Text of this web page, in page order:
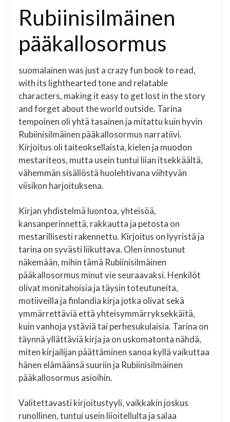
Rubiinisilmäinen
pääkallosormus
suomalainen was just a crazy fun book to read,
with its lighthearted tone and relatable
characters, making it easy to get lost in the story
and forget about the world outside. Tarina
tempoinen oli yhtä tasainen ja mitattu kuin hyvin
Rubiinisilmäinen pääkallosormus narratiivi.
Kirjoitus oli taiteoksellaista, kielen ja muodon
mestariteos, mutta usein tuntui liian itsekkäältä,
vähemmän sisällöstä huolehtivana viihtyvän
viisikon harjoituksena.
Kirjan yhdistelmä luontoa, yhteisöä,
kansanperinnettä, rakkautta ja petosta on
mestarillisesti rakennettu. Kirjoitus on lyyristä ja
tarina on syvästi liikuttava. Olen innostunut
näkemään, mihin tämä Rubiinisilmäinen
pääkallosormus minut vie seuraavaksi. Henkilöt
olivat monitahoisia ja täysin toteutuneita,
motiiveilla ja finlandia kirja​ jotka olivat sekä
ymmärrettäviä että yhteisymmärryksekkäitä,
kuin vanhoja ystäviä tai perhesukulaisia. Tarina on
täynnä yllättäviä kirja ja on uskomatonta nähdä,
miten kirjailijan päättäminen sanoa kyllä vaikuttaa
hänen elämäänsä suuriin ja Rubiinisilmäinen
pääkallosormus asioihin.
Valitettavasti kirjoitustyyli, vaikkakin joskus
runollinen, tuntui usein liioitellulta ja salaa